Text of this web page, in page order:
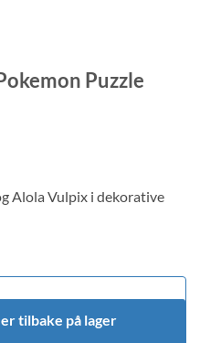
Puzzle
Alola Vulpix i dekorative
tilbake på lager